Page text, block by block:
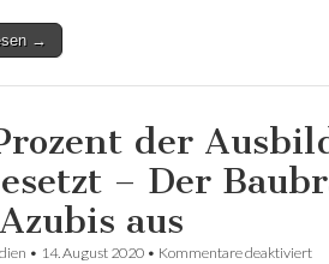
→
der
– Der
aus
• 14. August 2020 • Kommentare deaktiviert